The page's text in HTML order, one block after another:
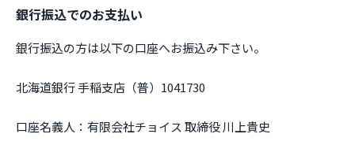
銀行振込でのお支払い
銀行振込の方は以下の口座へお振込み下さい。
北海道銀行 手稲支店（普）1041730
口座名義人：有限会社チョイス 取締役 川上貴史